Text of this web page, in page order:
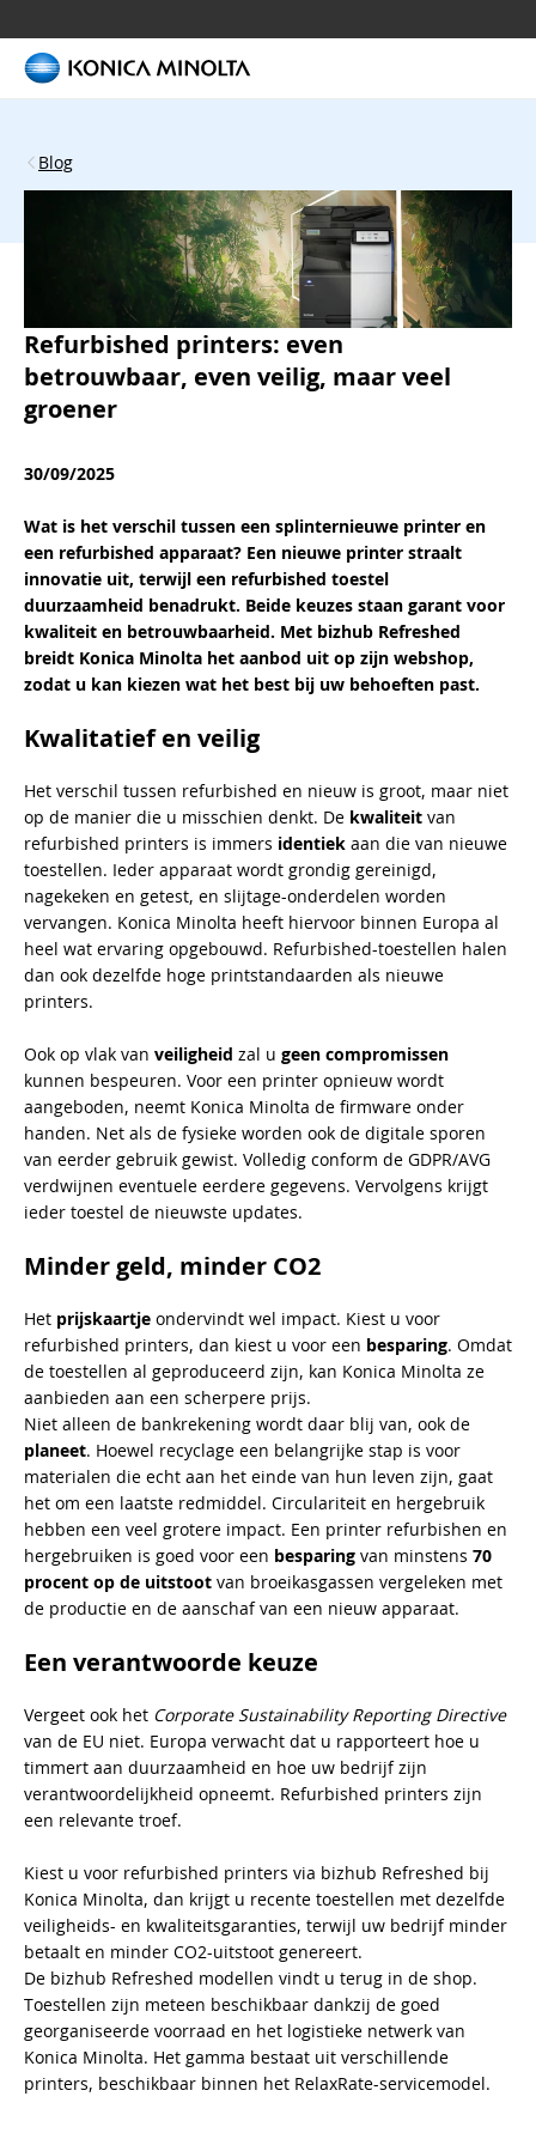
Blog
Refurbished printers: even
betrouwbaar, even veilig, maar veel
groener
30/09/2025
Wat is het verschil tussen een splinternieuwe printer en
een refurbished apparaat? Een nieuwe printer straalt
innovatie uit, terwijl een refurbished toestel
duurzaamheid benadrukt. Beide keuzes staan garant voor
kwaliteit en betrouwbaarheid. Met bizhub Refreshed
breidt Konica Minolta het aanbod uit op zijn webshop,
zodat u kan kiezen wat het best bij uw behoeften past.
Kwalitatief en veilig
Het verschil tussen refurbished en nieuw is groot, maar niet
op de manier die u misschien denkt. De kwaliteit van
refurbished printers is immers identiek aan die van nieuwe
toestellen. Ieder apparaat wordt grondig gereinigd,
nagekeken en getest, en slijtage-onderdelen worden
vervangen. Konica Minolta heeft hiervoor binnen Europa al
heel wat ervaring opgebouwd. Refurbished-toestellen halen
dan ook dezelfde hoge printstandaarden als nieuwe
printers.
Ook op vlak van veiligheid zal u geen compromissen
kunnen bespeuren. Voor een printer opnieuw wordt
aangeboden, neemt Konica Minolta de firmware onder
handen. Net als de fysieke worden ook de digitale sporen
van eerder gebruik gewist. Volledig conform de GDPR/AVG
verdwijnen eventuele eerdere gegevens. Vervolgens krijgt
ieder toestel de nieuwste updates.
Minder geld, minder CO2
Het prijskaartje ondervindt wel impact. Kiest u voor
refurbished printers, dan kiest u voor een besparing. Omdat
de toestellen al geproduceerd zijn, kan Konica Minolta ze
aanbieden aan een scherpere prijs.
Niet alleen de bankrekening wordt daar blij van, ook de
planeet. Hoewel recyclage een belangrijke stap is voor
materialen die echt aan het einde van hun leven zijn, gaat
het om een laatste redmiddel. Circulariteit en hergebruik
hebben een veel grotere impact. Een printer refurbishen en
hergebruiken is goed voor een besparing van minstens 70
procent op de uitstoot van broeikasgassen vergeleken met
de productie en de aanschaf van een nieuw apparaat.
Een verantwoorde keuze
Vergeet ook het Corporate Sustainability Reporting Directive
van de EU niet. Europa verwacht dat u rapporteert hoe u
timmert aan duurzaamheid en hoe uw bedrijf zijn
verantwoordelijkheid opneemt. Refurbished printers zijn
een relevante troef.
Kiest u voor refurbished printers via bizhub Refreshed bij
Konica Minolta, dan krijgt u recente toestellen met dezelfde
veiligheids- en kwaliteitsgaranties, terwijl uw bedrijf minder
betaalt en minder CO2-uitstoot genereert.
De bizhub Refreshed modellen vindt u terug in de shop.
Toestellen zijn meteen beschikbaar dankzij de goed
georganiseerde voorraad en het logistieke netwerk van
Konica Minolta. Het gamma bestaat uit verschillende
printers, beschikbaar binnen het RelaxRate-servicemodel.